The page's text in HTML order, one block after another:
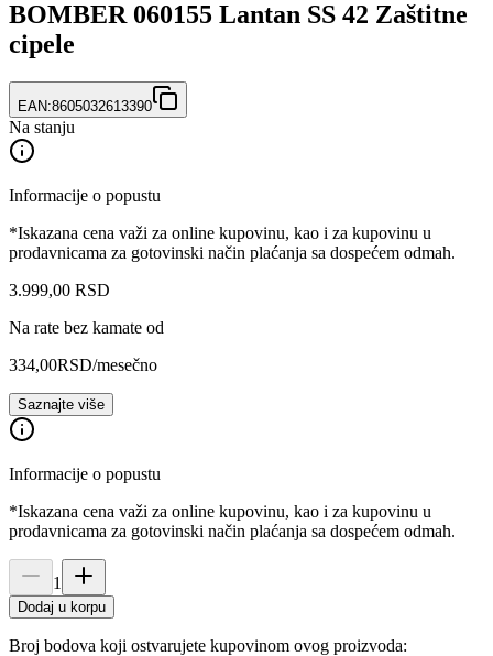
BOMBER 060155 Lantan SS 42 Zaštitne
cipele
EAN:8605032613390
Na stanju
Informacije o popustu
*Iskazana cena važi za online kupovinu, kao i za kupovinu u
prodavnicama za gotovinski način plaćanja sa dospećem odmah.
3.999,00 RSD
Na rate bez kamate od
334,00RSD/mesečno
Saznajte više
Informacije o popustu
*Iskazana cena važi za online kupovinu, kao i za kupovinu u
prodavnicama za gotovinski način plaćanja sa dospećem odmah.
1
Dodaj u korpu
Broj bodova koji ostvarujete kupovinom ovog proizvoda: